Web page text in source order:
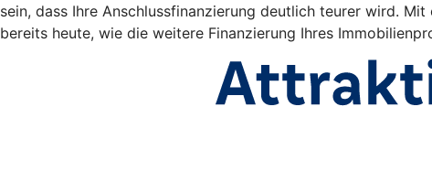
sein, dass Ihre Anschlussfinanzierung deutlich teurer wird.
bereits heute, wie die weitere Finanzierung Ihres